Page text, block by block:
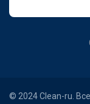
© 2024 Clean-ru.